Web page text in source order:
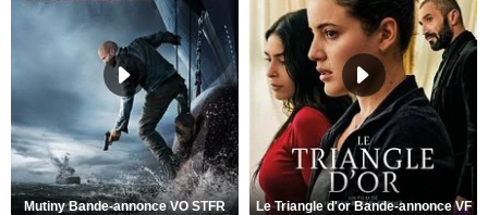
Mutiny Bande-annonce VO STFR Le Triangle d'or Bande-annonce VF